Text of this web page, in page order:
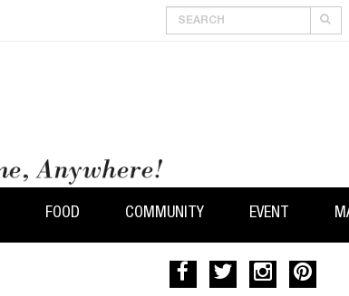
FOOD COMMUNITY EVENT